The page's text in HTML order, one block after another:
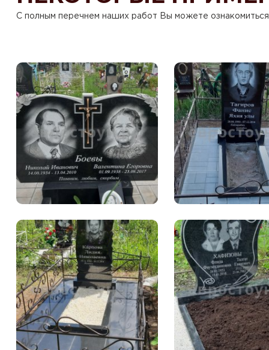
С полным перечнем наших работ Вы можете ознакомиться